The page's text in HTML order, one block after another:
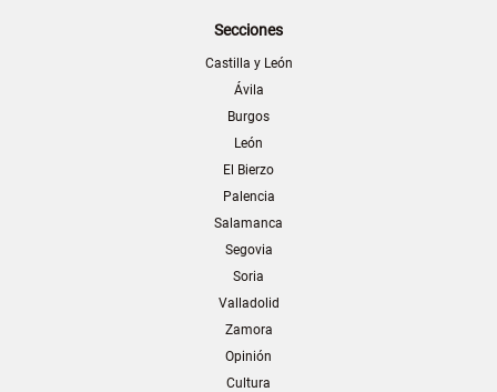
Secciones
Castilla y León
Ávila
Burgos
León
El Bierzo
Palencia
Salamanca
Segovia
Soria
Valladolid
Zamora
Opinión
Cultura